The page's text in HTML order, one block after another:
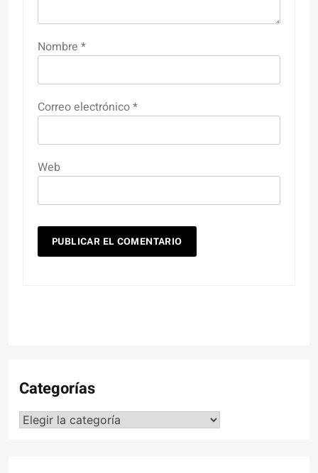
Nombre *
Correo electrónico*
Web
Categorías
Categorías